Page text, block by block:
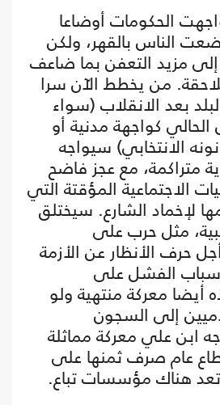
الحكومات أوضاعا
الناس بالقهر، ولكن
مزيد التعفن بما ضاعف
من يخطط الآن سرا
بعد الانقلاب (سواء
كواجهة مدنية أو
الانتخابي) سيواجه
متراكمة، مع عجز فاضح
الاجتماعية المؤقتة التي
لإخماد الشارع. سيختلق
مثل حرب على
حرف الأنظار عن الأزمة
أسباب الفشل على
معركة منتهية ولو
إلى السجون
ابن علي معركة مماثلة
عام صرف ثمنها على
تعد هناك مؤسسات تباع.